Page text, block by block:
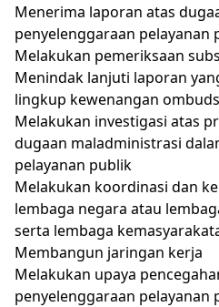
Menerima laporan atas
penyelenggaraan pelayanan
Melakukan pemeriksaan
Menindak lanjuti laporan
lingkup kewenangan
Melakukan investigasi atas
dugaan maladministrasi
pelayanan publik
Melakukan koordinasi dan
lembaga negara atau
serta lembaga
Membangun jaringan kerja
Melakukan upaya
penyelenggaraan pelayanan